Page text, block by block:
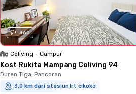
360
Coliving • Campur
Kost Rukita Mampang Coliving 94
Duren Tiga, Pancoran
3.0 km dari stasiun lrt cikoko